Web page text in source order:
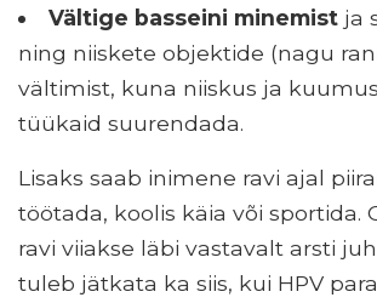
Vältige basseini minemist ja
ning niiskete objektide (nagu
vältimist, kuna niiskus ja
tüükaid suurendada.
Lisaks saab inimene ravi ajal
töötada, koolis käia või sportida.
ravi viiakse läbi vastavalt arsti
tuleb jätkata ka siis, kui HPV